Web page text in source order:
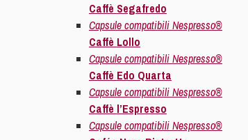
Caffè Segafredo
Capsule compatibili Nespresso®
Caffè Lollo
Capsule compatibili Nespresso®
Caffè Edo Quarta
Capsule compatibili Nespresso®
Caffè l’Espresso
Capsule compatibili Nespresso®